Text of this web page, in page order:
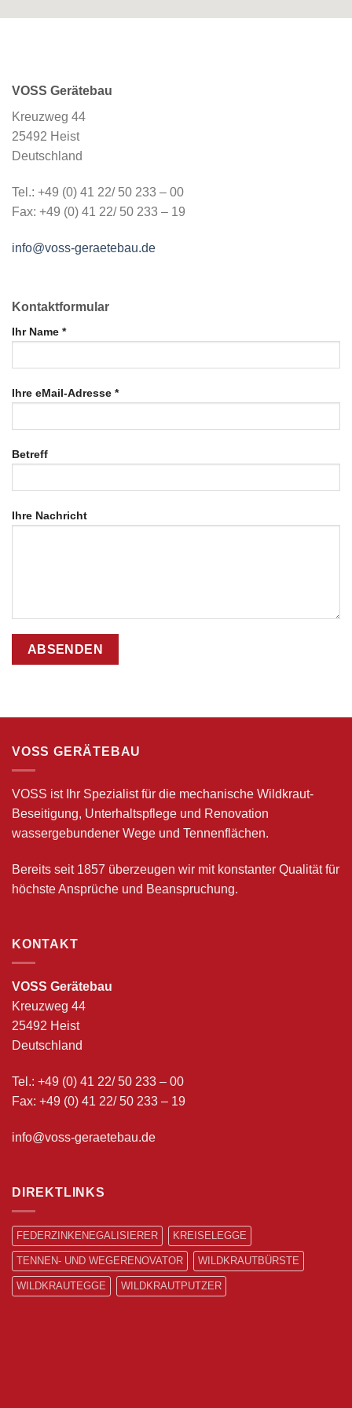
VOSS Gerätebau
Kreuzweg 44
25492 Heist
Deutschland
Tel.: +49 (0) 41 22/ 50 233 – 00
Fax: +49 (0) 41 22/ 50 233 – 19
info@voss-geraetebau.de
Kontaktformular
Ihr Name *
Ihre eMail-Adresse *
Betreff
Ihre Nachricht
VOSS GERÄTEBAU
VOSS ist Ihr Spezialist für die mechanische Wildkraut-
Beseitigung, Unterhaltspflege und Renovation
wassergebundener Wege und Tennenflächen.
Bereits seit 1857 überzeugen wir mit konstanter Qualität für
höchste Ansprüche und Beanspruchung.
KONTAKT
VOSS Gerätebau
Kreuzweg 44
25492 Heist
Deutschland
Tel.: +49 (0) 41 22/ 50 233 – 00
Fax: +49 (0) 41 22/ 50 233 – 19
info@voss-geraetebau.de
DIREKTLINKS
FEDERZINKENEGALISIERER KREISELEGGE
TENNEN- UND WEGERENOVATOR WILDKRAUTBÜRSTE
WILDKRAUTEGGE WILDKRAUTPUTZER